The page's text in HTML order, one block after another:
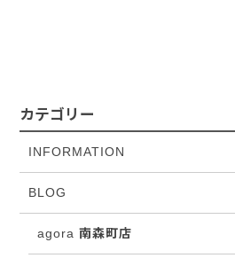
カテゴリー
INFORMATION
BLOG
agora 南森町店